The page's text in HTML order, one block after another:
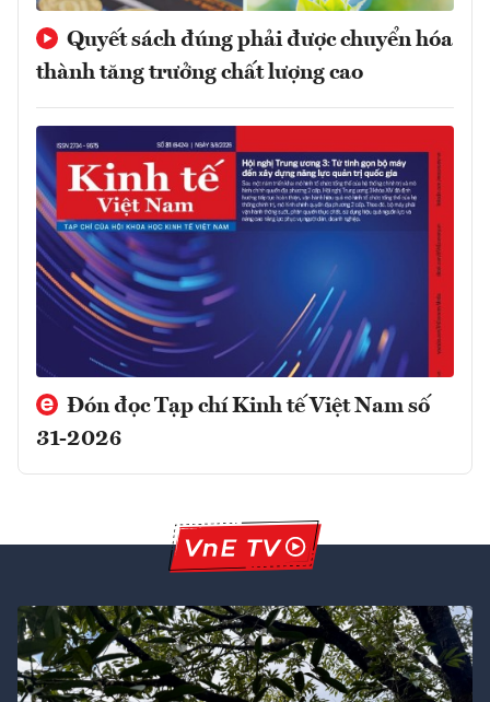
Quyết sách đúng phải được chuyển hóa
thành tăng trưởng chất lượng cao
Đón đọc Tạp chí Kinh tế Việt Nam số
31-2026